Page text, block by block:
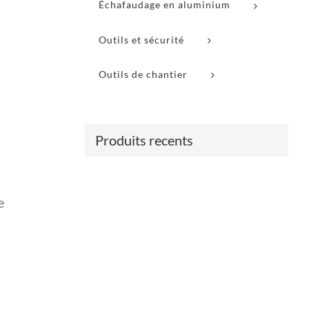
Échafaudage en aluminium
Outils et sécurité
Outils de chantier
Produits recents